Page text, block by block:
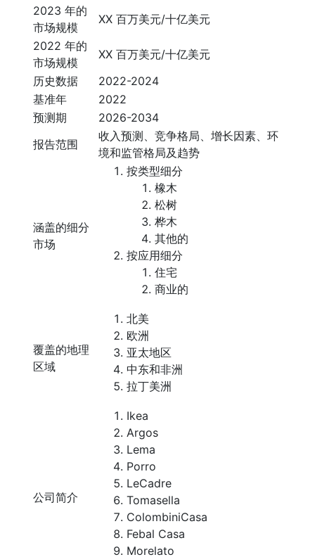
2023 年的
市场规模
XX 百万美元/十亿美元
2022 年的
市场规模
XX 百万美元/十亿美元
历史数据
2022-2024
基准年
2022
预测期
2026-2034
报告范围
收入预测、竞争格局、增长因素、环
境和监管格局及趋势
涵盖的细分
市场
按类型细分
橡木
松树
桦木
其他的
按应用细分
住宅
商业的
覆盖的地理
区域
北美
欧洲
亚太地区
中东和非洲
拉丁美洲
公司简介
Ikea
Argos
Lema
Porro
LeCadre
Tomasella
ColombiniCasa
Febal Casa
Morelato